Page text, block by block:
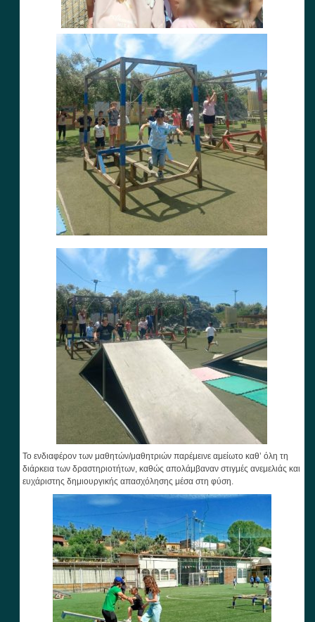
Το ενδιαφέρον των μαθητών/μαθητριών παρέμεινε αμείωτο καθ’ όλη τη
διάρκεια των δραστηριοτήτων, καθώς απολάμβαναν στιγμές ανεμελιάς και
ευχάριστης δημιουργικής απασχόλησης μέσα στη φύση.